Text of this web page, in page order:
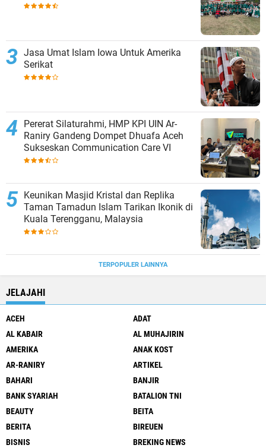
Jasa Umat Islam Iowa Untuk Amerika
Serikat
Pererat Silaturahmi, HMP KPI UIN Ar-
Raniry Gandeng Dompet Dhuafa Aceh
Sukseskan Communication Care VI
Keunikan Masjid Kristal dan Replika
Taman Tamadun Islam Tarikan Ikonik di
Kuala Terengganu, Malaysia
TERPOPULER LAINNYA
JELAJAHI
ACEH
ADAT
AL KABAIR
AL MUHAJIRIN
AMERIKA
ANAK KOST
AR-RANIRY
ARTIKEL
BAHARI
BANJIR
BANK SYARIAH
BATALION TNI
BEAUTY
BEITA
BERITA
BIREUEN
BISNIS
BREKING NEWS